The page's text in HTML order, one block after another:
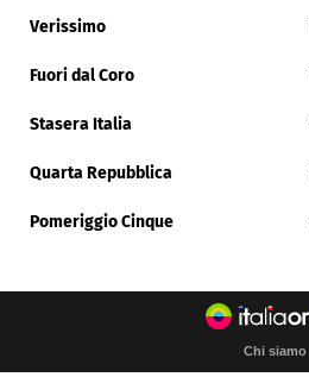
Verissimo
Fuori dal Coro
Stasera Italia
Quarta Repubblica
Pomeriggio Cinque
Chi siamo